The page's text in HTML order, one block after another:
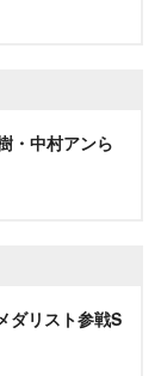
・中村アンら
ダリスト参戦S